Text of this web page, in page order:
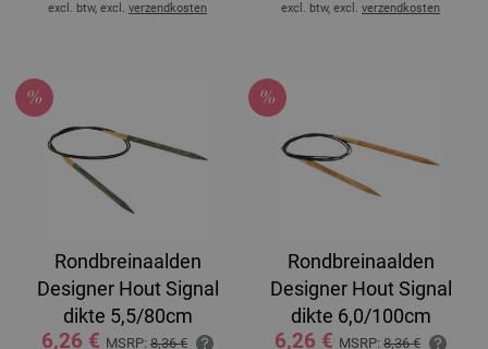
excl. btw, excl. verzendkosten excl. btw, excl. verzendkosten
Rondbreinaalden
Designer Hout Signal
dikte 5,5/80cm
6,26 € MSRP: 8,36 €
Rondbreinaalden
Designer Hout Signal
dikte 6,0/100cm
6,26 € MSRP: 8,36 €